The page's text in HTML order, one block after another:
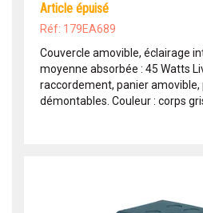
article épuisé
Réf: 179EA689
Couvercle amovible, éclairage
moyenne absorbée : 45 Watts
raccordement, panier amovible,
démontables. Couleur : corps gris